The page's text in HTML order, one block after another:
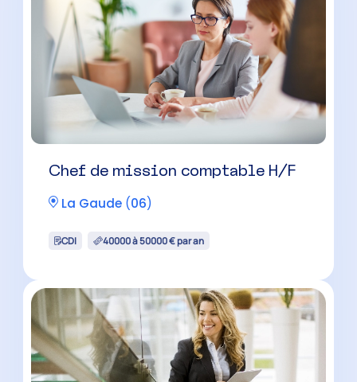
Cagnes-sur-Mer(06)
35000 à 40500 € par an
(cabinet reconnu)
Cannes(06 )
CDI 33500 à 40500 € par an